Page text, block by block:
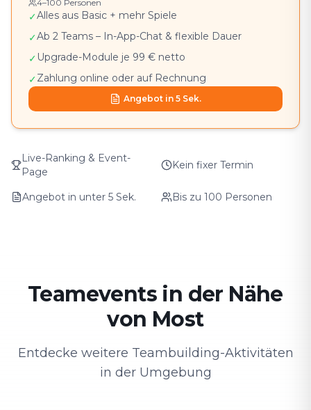
4–100 Personen
✓Alles aus Basic + mehr Spiele
✓Ab 2 Teams – In-App-Chat & flexible Dauer
✓ Upgrade-Module je 99 € netto
✓Zahlung online oder auf Rechnung
Angebot in 5 Sek.
Live-Ranking & Event-
Page
Kein fixer Termin
Angebot in unter 5 Sek. Bis zu 100 Personen
Teamevents in der Nähe
von Most
Entdecke weitere Teambuilding-Aktivitäten
in der Umgebung